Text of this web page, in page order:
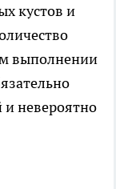
кустов и
выполнении
невероятно